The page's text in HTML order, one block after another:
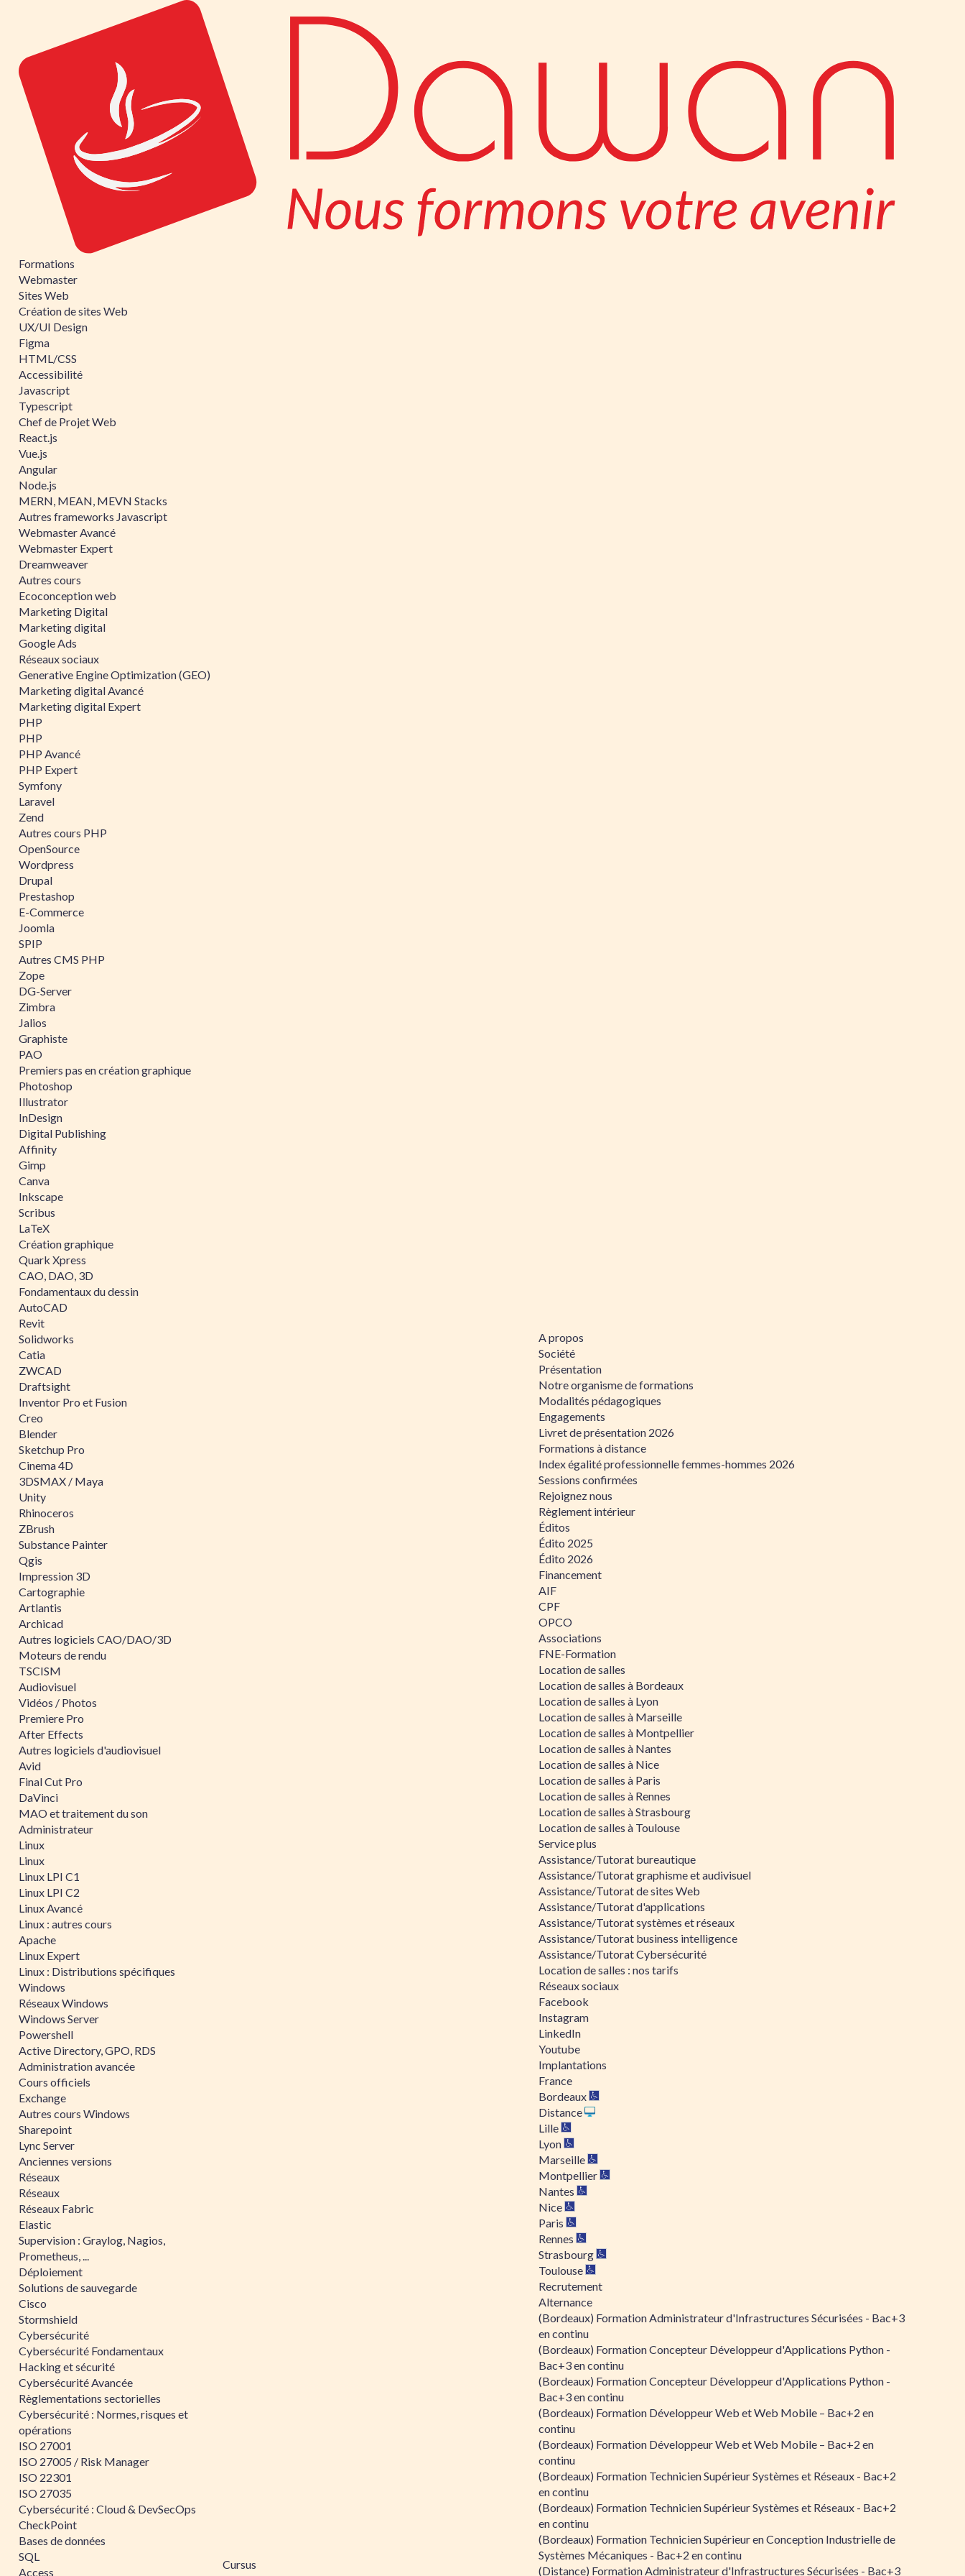
Formations
Webmaster
Sites Web
Création de sites Web
UX/UI Design
Figma
HTML/CSS
Accessibilité
Javascript
Typescript
Chef de Projet Web
React.js
Vue.js
Angular
Node.js
MERN, MEAN, MEVN Stacks
Autres frameworks Javascript
Webmaster Avancé
Webmaster Expert
Dreamweaver
Autres cours
Ecoconception web
Marketing Digital
Marketing digital
Google Ads
Réseaux sociaux
Generative Engine Optimization (GEO)
Marketing digital Avancé
Marketing digital Expert
PHP
PHP
PHP Avancé
PHP Expert
Symfony
Laravel
Zend
Autres cours PHP
OpenSource
Wordpress
Drupal
Prestashop
E-Commerce
Joomla
SPIP
Autres CMS PHP
Zope
DG-Server
Zimbra
Jalios
Graphiste
PAO
Premiers pas en création graphique
Photoshop
Illustrator
InDesign
Digital Publishing
Affinity
Gimp
Canva
Inkscape
Scribus
LaTeX
Création graphique
Quark Xpress
CAO, DAO, 3D
Fondamentaux du dessin
AutoCAD
Revit
Solidworks
Catia
ZWCAD
Draftsight
Inventor Pro et Fusion
Creo
Blender
Sketchup Pro
Cinema 4D
3DSMAX / Maya
Unity
Rhinoceros
ZBrush
Substance Painter
Qgis
Impression 3D
Cartographie
Artlantis
Archicad
Autres logiciels CAO/DAO/3D
Moteurs de rendu
TSCISM
Audiovisuel
Vidéos / Photos
Premiere Pro
After Effects
Autres logiciels d'audiovisuel
Avid
Final Cut Pro
DaVinci
MAO et traitement du son
Administrateur
Linux
Linux
Linux LPI C1
Linux LPI C2
Linux Avancé
Linux : autres cours
Apache
Linux Expert
Linux : Distributions spécifiques
Windows
Réseaux Windows
Windows Server
Powershell
Active Directory, GPO, RDS
Administration avancée
Cours officiels
Exchange
Autres cours Windows
Sharepoint
Lync Server
Anciennes versions
Réseaux
Réseaux
Réseaux Fabric
Elastic
Supervision : Graylog, Nagios,
Prometheus, ...
Déploiement
Solutions de sauvegarde
Cisco
Stormshield
Cybersécurité
Cybersécurité Fondamentaux
Hacking et sécurité
Cybersécurité Avancée
Règlementations sectorielles
Cybersécurité : Normes, risques et
opérations
ISO 27001
ISO 27005 / Risk Manager
ISO 22301
ISO 27035
Cybersécurité : Cloud & DevSecOps
CheckPoint
Bases de données
SQL
Access
Cursus
A propos
Société
Présentation
Notre organisme de formations
Modalités pédagogiques
Engagements
Livret de présentation 2026
Formations à distance
Index égalité professionnelle femmes-hommes 2026
Sessions confirmées
Rejoignez nous
Règlement intérieur
Éditos
Édito 2025
Édito 2026
Financement
AIF
CPF
OPCO
Associations
FNE-Formation
Location de salles
Location de salles à Bordeaux
Location de salles à Lyon
Location de salles à Marseille
Location de salles à Montpellier
Location de salles à Nantes
Location de salles à Nice
Location de salles à Paris
Location de salles à Rennes
Location de salles à Strasbourg
Location de salles à Toulouse
Service plus
Assistance/Tutorat bureautique
Assistance/Tutorat graphisme et audivisuel
Assistance/Tutorat de sites Web
Assistance/Tutorat d'applications
Assistance/Tutorat systèmes et réseaux
Assistance/Tutorat business intelligence
Assistance/Tutorat Cybersécurité
Location de salles : nos tarifs
Réseaux sociaux
Facebook
Instagram
LinkedIn
Youtube
Implantations
France
Bordeaux
Distance
Lille
Lyon
Marseille
Montpellier
Nantes
Nice
Paris
Rennes
Strasbourg
Toulouse
Recrutement
Alternance
(Bordeaux) Formation Administrateur d'Infrastructures Sécurisées - Bac+3
en continu
(Bordeaux) Formation Concepteur Développeur d'Applications Python -
Bac+3 en continu
(Bordeaux) Formation Concepteur Développeur d'Applications Python -
Bac+3 en continu
(Bordeaux) Formation Développeur Web et Web Mobile – Bac+2 en
continu
(Bordeaux) Formation Développeur Web et Web Mobile – Bac+2 en
continu
(Bordeaux) Formation Technicien Supérieur Systèmes et Réseaux - Bac+2
en continu
(Bordeaux) Formation Technicien Supérieur Systèmes et Réseaux - Bac+2
en continu
(Bordeaux) Formation Technicien Supérieur en Conception Industrielle de
Systèmes Mécaniques - Bac+2 en continu
(Distance) Formation Administrateur d'Infrastructures Sécurisées - Bac+3